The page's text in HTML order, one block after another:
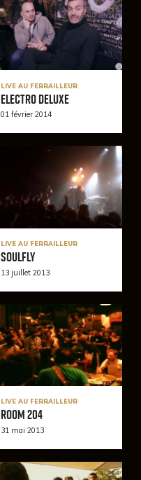
LIVE AU FERRAILLEUR
Electro Deluxe
01 février 2014
LIVE AU FERRAILLEUR
Soulfly
13 juillet 2013
LIVE AU FERRAILLEUR
Room 204
31 mai 2013